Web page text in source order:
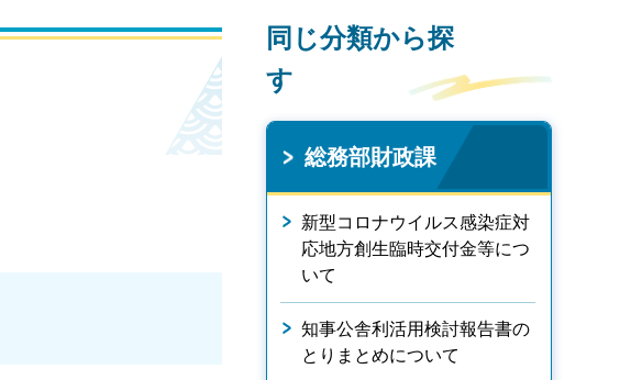
同じ分類から探
す
総務部財政課
新型コロナウイルス感染症対
応地方創生臨時交付金等につ
いて
知事公舎利活用検討報告書の
とりまとめについて